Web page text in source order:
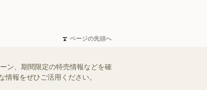
ページの先頭へ
ン、期間限定の特売情報などを確
報をぜひご活用ください。